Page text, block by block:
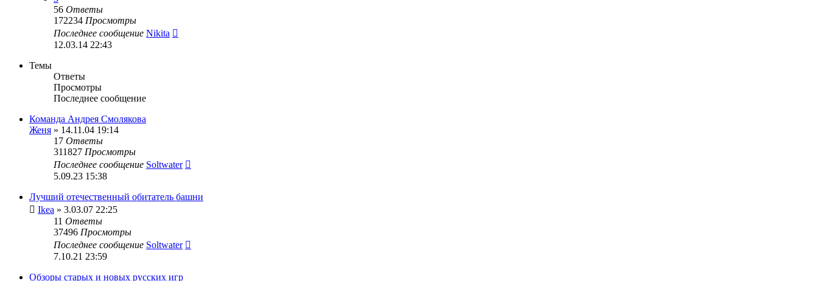
56 Ответы
172234 Просмотры
Последнее сообщение Nikita
12.03.14 22:43
Темы
Ответы
Просмотры
Последнее сообщение
Команда Андрея Смолякова
Женя » 14.11.04 19:14
17 Ответы
311827 Просмотры
Последнее сообщение Soltwater
5.09.23 15:38
Лучший отечественный обитатель башни
Ikea » 3.03.07 22:25
11 Ответы
37496 Просмотры
Последнее сообщение Soltwater
7.10.21 23:59
Обзоры старых и новых русских игр